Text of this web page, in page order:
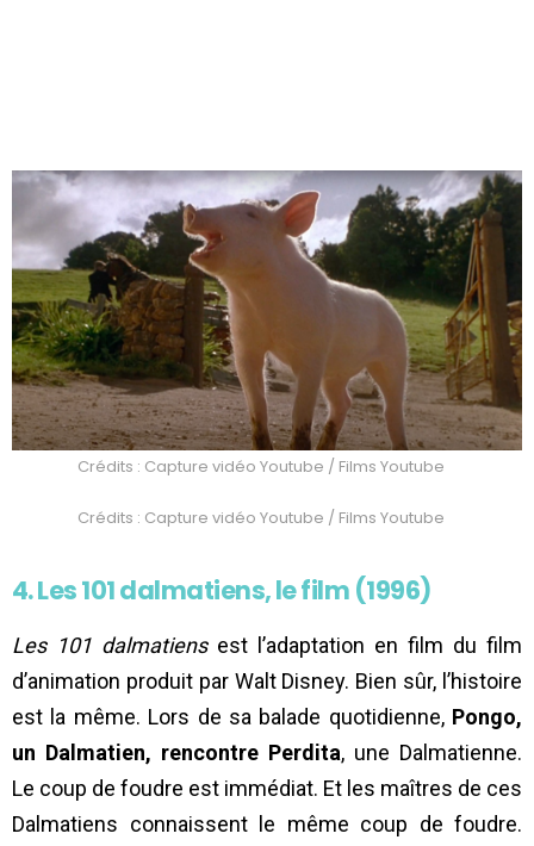
Crédits : Capture vidéo Youtube / Films Youtube
Crédits : Capture vidéo Youtube / Films Youtube
4. Les 101 dalmatiens, le film (1996)
Les 101 dalmatiensest l’adaptation en film du film
d’animation produit par Walt Disney. Bien sûr, l’histoire
est la même. Lors de sa balade quotidienne, Pongo,
un Dalmatien, rencontre Perdita, une Dalmatienne.
Le coup de foudre est immédiat. Et les maîtres de ces
Dalmatiens connaissent le même coup de foudre.